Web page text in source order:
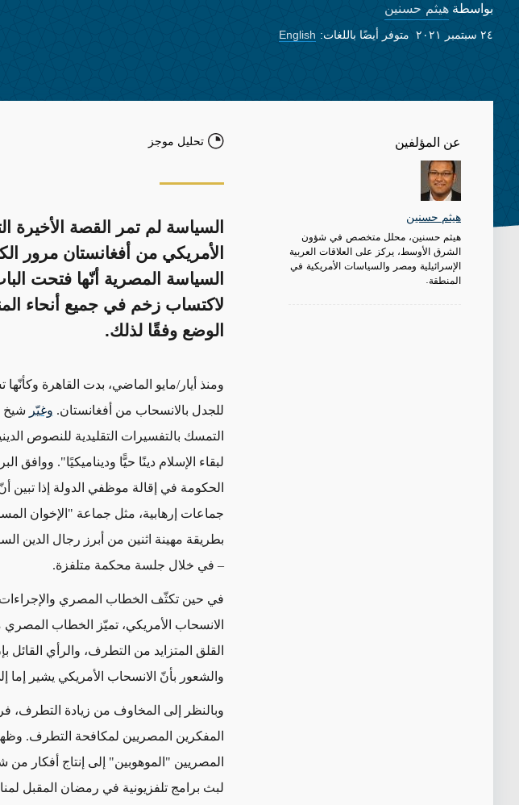
بواسطة هيثم حسنين
٢٤ سبتمبر ٢٠٢١ متوفر أيضًا باللغات: English
عن المؤلفين
هيثم حسنين
هيثم حسنين، محلل متخصص في شؤون
الشرق الأوسط، يركز على العلاقات العربية
الإسرائيلية ومصر والسياسات الأمريكية في
المنطقة.
تحليل موجز
السياسة لم تمر القصة الأخيرة
الأمريكي من أفغانستان مرور
السياسة المصرية أنّها فتحت
لاكتساب زخم في جميع أنحاء
الوضع وفقًا لذلك.
ومنذ أيار/مايو الماضي، بدت القاهرة وكأنّها
للجدل بالانسحاب من أفغانستان. وغيّر شيخ
التمسك بالتفسيرات التقليدية للنصوص
لبقاء الإسلام دينًا حيًّا وديناميكيًا".
الحكومة في إقالة موظفي الدولة إذا
جماعات إرهابية، مثل جماعة "الإخوان
بطريقة مهينة اثنين من أبرز رجال الدين
– في خلال جلسة محكمة متلفزة.
في حين تكثّف الخطاب المصري والإجراءات
الانسحاب الأمريكي، تميّز الخطاب المصري
القلق المتزايد من التطرف، والرأي القائل
والشعور بأنّ الانسحاب الأمريكي يشير
وبالنظر إلى المخاوف من زيادة التطرف،
المفكرين المصريين لمكافحة التطرف.
المصريين "الموهوبين" إلى إنتاج أفكار
لبث برامج تلفزيونية في رمضان المقبل